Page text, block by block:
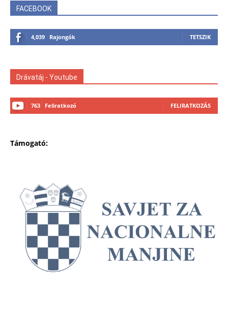
FACEBOOK
4,039 Rajongók TETSZIK
Drávatáj - Youtube
763 Feliratkozó FELIRATKOZÁS
Támogató: